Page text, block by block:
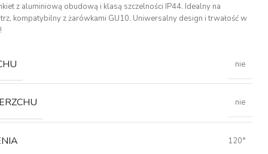
z aluminiową obudową i klasą szczelności IP44. Idealny na
kompatybilny z żarówkami GU10. Uniwersalny design i trwałość w
nie
nie
120°